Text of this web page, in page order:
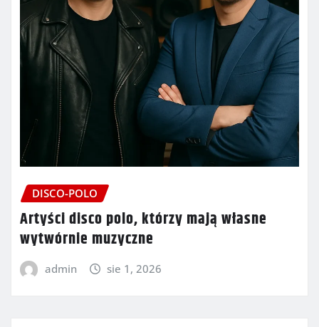
DISCO-POLO
Artyści disco polo, którzy mają własne
wytwórnie muzyczne
admin sie 1, 2026